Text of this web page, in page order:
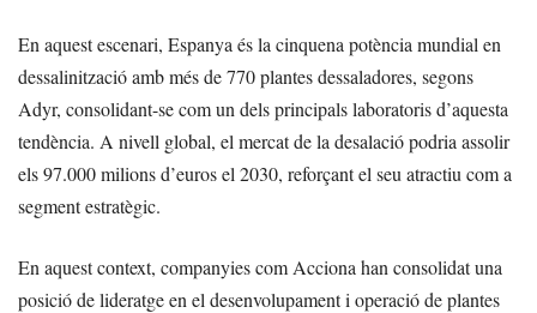
En aquest escenari, Espanya és la cinquena potència mundial en
dessalinització amb més de 770 plantes dessaladores, segons
Adyr, consolidant-se com un dels principals laboratoris d’aquesta
tendència. A nivell global, el mercat de la desalació podria assolir
els 97.000 milions d’euros el 2030, reforçant el seu atractiu com a
segment estratègic.
En aquest context, companyies com Acciona han consolidat una
posició de lideratge en el desenvolupament i operació de plantes